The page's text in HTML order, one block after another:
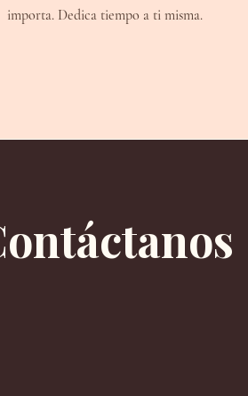
importa. Dedica tiempo a ti misma.